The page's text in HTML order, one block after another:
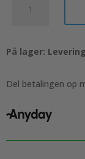
ankelstrømper
-
i
kvalitet,
pak.
På lager:
Del betalingen op